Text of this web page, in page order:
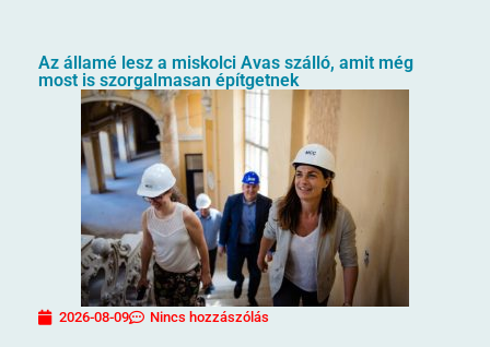
Az államé lesz a miskolci Avas szálló, amit még
most is szorgalmasan építgetnek
2026-08-09 Nincs hozzászólás